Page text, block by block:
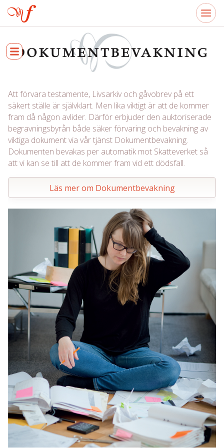
Att förvara testamente, Livsarkiv och gåvobrev på ett
säkert ställe är självklart. Men lika viktigt är att de kommer
fram då någon avlider. Därför erbjuder den auktoriserade
begravningsbyrån både säker förvaring och bevakning av
viktiga dokument via vår tjänst Dokumentbevakning.
Dokumenten bevakas per automatik mot Skatteverket så
att vi kan se till att de kommer fram vid ett dödsfall.
Läs mer om Dokumentbevakning